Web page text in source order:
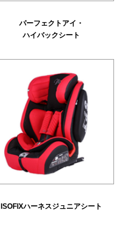
パーフェクトアイ・
ハイバックシート
ISOFIXハーネスジュニアシート